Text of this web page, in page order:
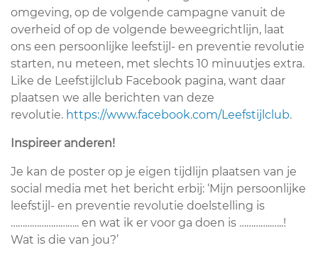
omgeving, op de volgende campagne vanuit de
overheid of op de volgende beweegrichtlijn, laat
ons een persoonlijke leefstijl- en preventie revolutie
starten, nu meteen, met slechts 10 minuutjes extra.
Like de Leefstijlclub Facebook pagina, want daar
plaatsen we alle berichten van deze
revolutie. https://www.facebook.com/Leefstijlclub.
Inspireer anderen!
Je kan de poster op je eigen tijdlijn plaatsen van je
social media met het bericht erbij: ‘Mijn persoonlijke
leefstijl- en preventie revolutie doelstelling is
……………………….. en wat ik er voor ga doen is …………..…..!
Wat is die van jou?’